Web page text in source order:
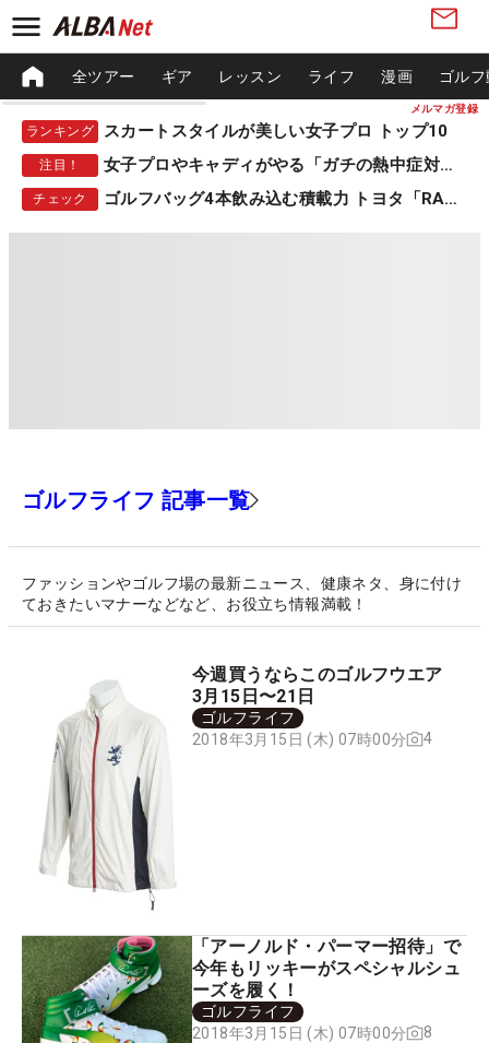
メルマガ登録
全ツアー ギア レッスン ライフ 漫画 ゴル
ランキング スカートスタイルが美しい女子プロ トップ10
注目！ 女子プロやキャディがやる「ガチの熱中症対策」
チェック ゴルフバッグ4本飲み込む積載力 トヨタ「RAV4」
ゴルフライフ 記事一覧
ファッションやゴルフ場の最新ニュース、健康ネタ、身に付け
ておきたいマナーなどなど、お役立ち情報満載！
今週買うならこのゴルフウエア
3月15日〜21日
ゴルフライフ
2018年3月15日 (木) 07時00分
4
「アーノルド・パーマー招待」で
今年もリッキーがスペシャルシュ
ーズを履く！
ゴルフライフ
2018年3月15日 (木) 07時00分
8